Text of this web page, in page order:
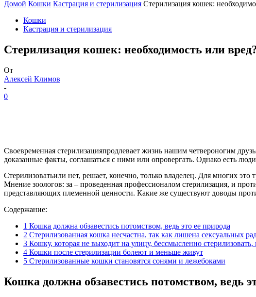
Домой Кошки Кастрация и стерилизация Стерилизация кошек:
Кошки
Кастрация и стерилизация
Стерилизация кошек: необходимость или
От
Алексей Климов
-
0
Своевременная стерилизацияпродлевает жизнь нашим четвероногим
доказанные факты, соглашаться с ними или опровергать. Однако есть
Стерилизоватьили нет, решает, конечно, только владелец. Для многих
Мнение зоологов: за – проведенная профессионалом стерилизация, и
представляющих племенной ценности. Какие же существуют доводы
Содержание:
1 Кошка должна обзавестись потомством, ведь это ее природа
2 Стерилизованная кошка несчастна, так как лишена сексуальных
3 Кошку, которая не выходит на улицу, бессмысленно стерилизовать,
4 Кошки после стерилизации болеют и меньше живут
5 Стерилизованные кошки становятся сонями и лежебоками
Кошка должна обзавестись потомством, ведь